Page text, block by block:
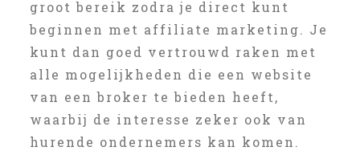
groot bereik zodra je direct kunt
beginnen met affiliate marketing. Je
kunt dan goed vertrouwd raken met
alle mogelijkheden die een website
van een broker te bieden heeft,
waarbij de interesse zeker ook van
hurende ondernemers kan komen.